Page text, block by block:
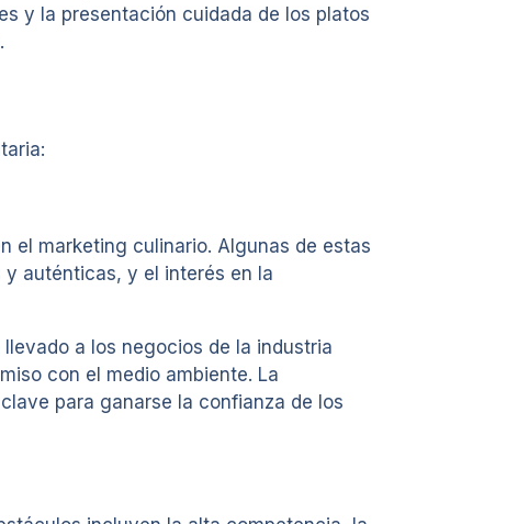
y la presentación cuidada de los platos
el marketing culinario. Algunas de estas
auténticas, y el interés en la
a los negocios de la industria
con el medio ambiente. La
para ganarse la confianza de los